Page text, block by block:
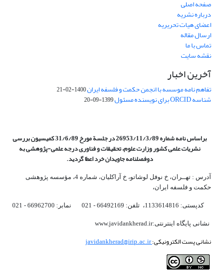
صفحه اصلی
درباره نشریه
اعضای هیات تحریریه
ارسال مقاله
تماس با ما
نقشه سایت
آخرین اخبار
تفاهم نامه موسسه با انجمن حکمت و فلسفه ایران1400-02-21
شناسه ORCID برای نویسنده مسئول 1399-09-20
براساس نامه شماره 26953/11/3/89 در جلسة مورخ 31/6/89 کمیسیون
بررسی
نشریات علمی کشور وزارت علوم، تحقیقات و فناوری درجه علمی‌-پژوهشیبه
دوفصلنامه جاویدان خرد اعطا گردید.
آدرس : تهــران، خ نوفل لوشاتو، خ آراکلیان، شماره 4،‌ مؤسسه پژوهشی
حکمت و فلسفه ایران،‌
کدپستی: 1133614816، تلفن: 66492169 - 021 نمابر: 66962700 - 021
نشانی پایگاه اینترنتی:www.javidankherad.ir
نشانی پست الکترونیکی:javidankherad@irip.ac.ir